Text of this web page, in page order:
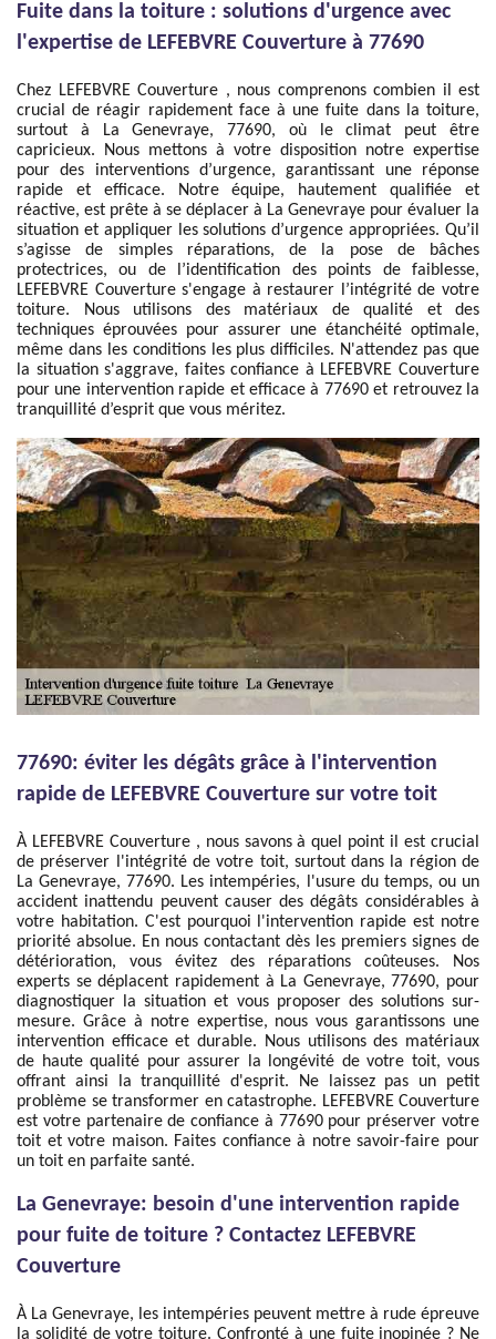
Fuite dans la toiture : solutions d'urgence avec
l'expertise de LEFEBVRE Couverture à 77690
Chez LEFEBVRE Couverture , nous comprenons combien il est
crucial de réagir rapidement face à une fuite dans la toiture,
surtout à La Genevraye, 77690, où le climat peut être
capricieux. Nous mettons à votre disposition notre expertise
pour des interventions d’urgence, garantissant une réponse
rapide et efficace. Notre équipe, hautement qualifiée et
réactive, est prête à se déplacer à La Genevraye pour évaluer la
situation et appliquer les solutions d’urgence appropriées. Qu’il
s’agisse de simples réparations, de la pose de bâches
protectrices, ou de l’identification des points de faiblesse,
LEFEBVRE Couverture s'engage à restaurer l’intégrité de votre
toiture. Nous utilisons des matériaux de qualité et des
techniques éprouvées pour assurer une étanchéité optimale,
même dans les conditions les plus difficiles. N'attendez pas que
la situation s'aggrave, faites confiance à LEFEBVRE Couverture
pour une intervention rapide et efficace à 77690 et retrouvez la
tranquillité d’esprit que vous méritez.
77690: éviter les dégâts grâce à l'intervention
rapide de LEFEBVRE Couverture sur votre toit
À LEFEBVRE Couverture , nous savons à quel point il est crucial
de préserver l'intégrité de votre toit, surtout dans la région de
La Genevraye, 77690. Les intempéries, l'usure du temps, ou un
accident inattendu peuvent causer des dégâts considérables à
votre habitation. C'est pourquoi l'intervention rapide est notre
priorité absolue. En nous contactant dès les premiers signes de
détérioration, vous évitez des réparations coûteuses. Nos
experts se déplacent rapidement à La Genevraye, 77690, pour
diagnostiquer la situation et vous proposer des solutions sur-
mesure. Grâce à notre expertise, nous vous garantissons une
intervention efficace et durable. Nous utilisons des matériaux
de haute qualité pour assurer la longévité de votre toit, vous
offrant ainsi la tranquillité d'esprit. Ne laissez pas un petit
problème se transformer en catastrophe. LEFEBVRE Couverture
est votre partenaire de confiance à 77690 pour préserver votre
toit et votre maison. Faites confiance à notre savoir-faire pour
un toit en parfaite santé.
La Genevraye: besoin d'une intervention rapide
pour fuite de toiture ? Contactez LEFEBVRE
Couverture
À La Genevraye, les intempéries peuvent mettre à rude épreuve
la solidité de votre toiture. Confronté à une fuite inopinée ? Ne